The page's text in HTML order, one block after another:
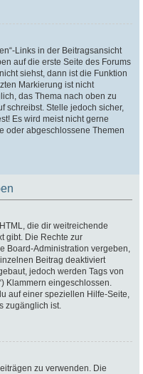
Links in der Beitragsansicht
auf die erste Seite des Forums
siehst, dann ist die Funktion
Markierung ist nicht
das Thema nach oben zu
schreibst. Stelle jedoch sicher,
Es wird meist nicht gerne
oder abgeschlossene Themen
die dir weitreichende
gibt. Die Rechte zur
Board-Administration vergeben,
Beitrag deaktiviert
jedoch werden Tags von
Klammern eingeschlossen.
auf einer speziellen Hilfe-Seite,
zugänglich ist.
zu verwenden. Die